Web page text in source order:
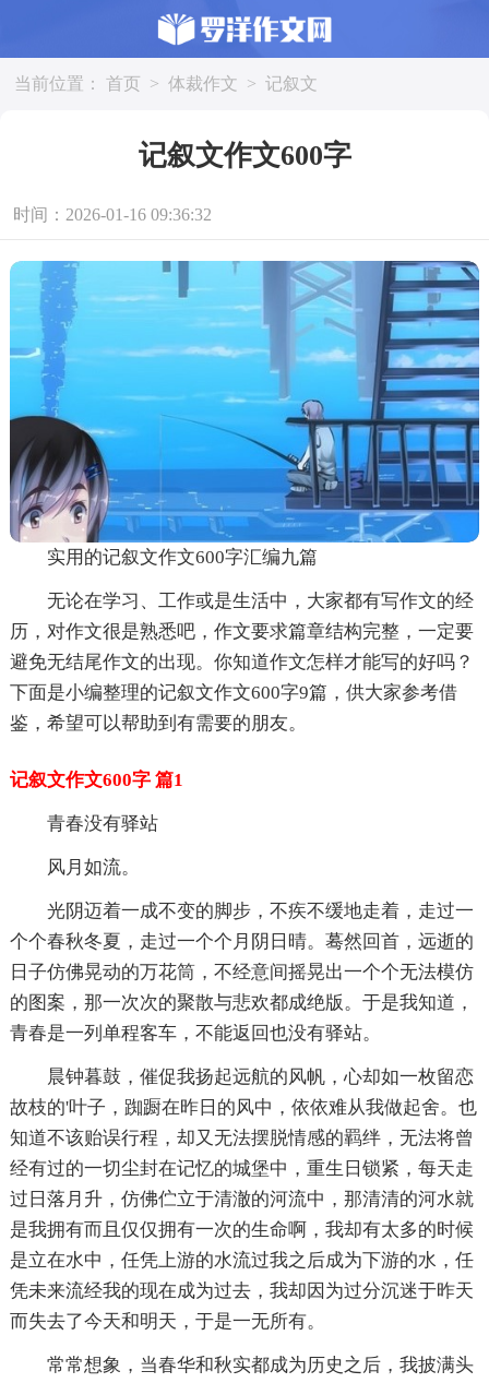
当前位置： 首页 > 体裁作文 > 记叙文
记叙文作文600字
时间：2026-01-16 09:36:32
实用的记叙文作文600字汇编九篇
无论在学习、工作或是生活中，大家都有写作文的经
历，对作文很是熟悉吧，作文要求篇章结构完整，一定要
避免无结尾作文的出现。你知道作文怎样才能写的好吗？
下面是小编整理的记叙文作文600字9篇，供大家参考借
鉴，希望可以帮助到有需要的朋友。
记叙文作文600字 篇1
青春没有驿站
风月如流。
光阴迈着一成不变的脚步，不疾不缓地走着，走过一
个个春秋冬夏，走过一个个月阴日晴。蓦然回首，远逝的
日子仿佛晃动的万花筒，不经意间摇晃出一个个无法模仿
的图案，那一次次的聚散与悲欢都成绝版。于是我知道，
青春是一列单程客车，不能返回也没有驿站。
晨钟暮鼓，催促我扬起远航的风帆，心却如一枚留恋
故枝的'叶子，踟蹰在昨日的风中，依依难从我做起舍。也
知道不该贻误行程，却又无法摆脱情感的羁绊，无法将曾
经有过的一切尘封在记忆的城堡中，重生日锁紧，每天走
过日落月升，仿佛伫立于清澈的河流中，那清清的河水就
是我拥有而且仅仅拥有一次的生命啊，我却有太多的时候
是立在水中，任凭上游的水流过我之后成为下游的水，任
凭未来流经我的现在成为过去，我却因为过分沉迷于昨天
而失去了今天和明天，于是一无所有。
常常想象，当春华和秋实都成为历史之后，我披满头